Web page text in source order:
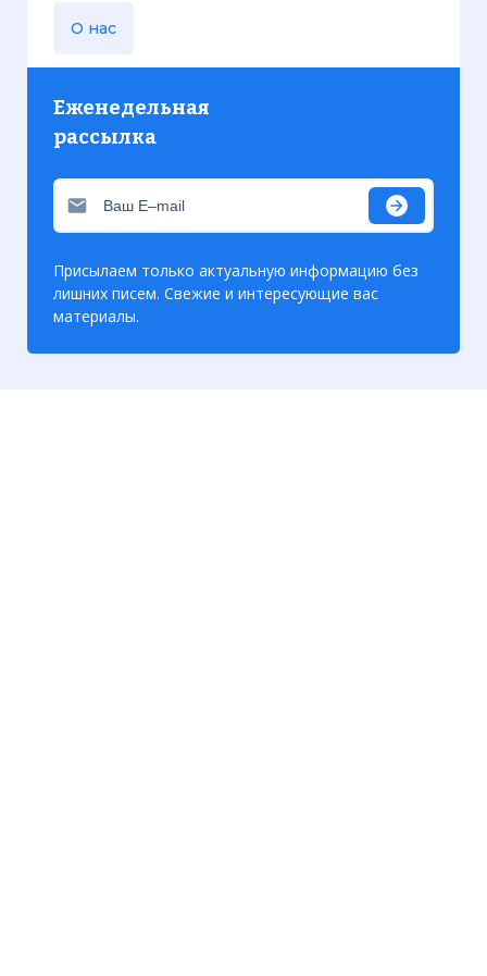
О нас
Еженедельная
рассылка
Присылаем только актуальную информацию без
лишних писем. Свежие и интересующие вас
материалы.